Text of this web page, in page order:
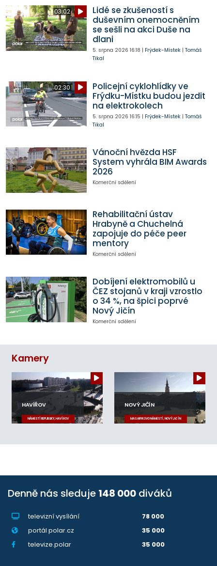
03:02
Lidé se zkušeností s
duševním onemocněním
se sešli na akci Duše na
dlani
5. srpna 2026 16:18 | Frýdek-Místek| Tomáš
Tikal
02:30
Policejní cyklohlídky ve
Frýdku-Místku budou jezdit
na elektrokolech
5. srpna 2026 16:15 | Frýdek-Místek| Tomáš
Tikal
Vánoční hvězda HSF
System vyhrála BIM Awards
2026
Komerční sdělení
Rehabilitační ústav
Hrabyně a Chuchelná
zapojuje do péče peer
mentory
Komerční sdělení
Dobíjení elektromobilů u
ČEZ stojanů v kraji vzrostlo
o 34 %, na špici poprvé
Nový Jičín
Komerční sdělení
Kamery
HAVÍŘOV
NÁMĚSTÍ REPUBLIKY, HAVÍŘOV
NOVÝ JIČÍN
MASARYKOVO NÁMĚSTÍ, NOVÝ JIČÍN
Denně nás sleduje 148 000 diváků
televizní vysílání
78 000
portál polar.cz
35 000
televize.polar
35 000